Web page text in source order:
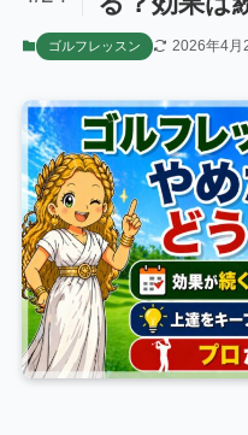
ゴルフレッスン 2026年4月